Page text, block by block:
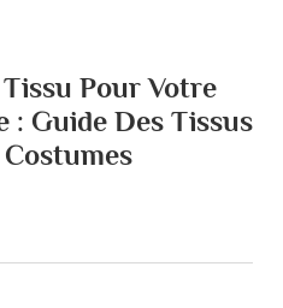
Pour Votre
: Guide Des Tissus